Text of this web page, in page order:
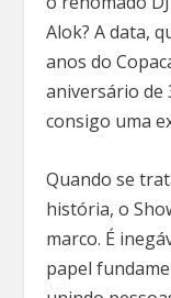
Alok? A data,
anos do
aniversário de
consigo uma
Quando se
história, o
marco. É
papel